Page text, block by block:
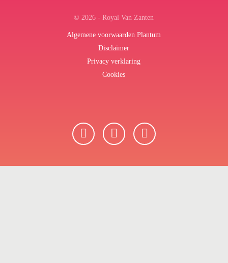
© 2026 - Royal Van Zanten
Algemene voorwaarden Plantum
Disclaimer
Privacy verklaring
Cookies